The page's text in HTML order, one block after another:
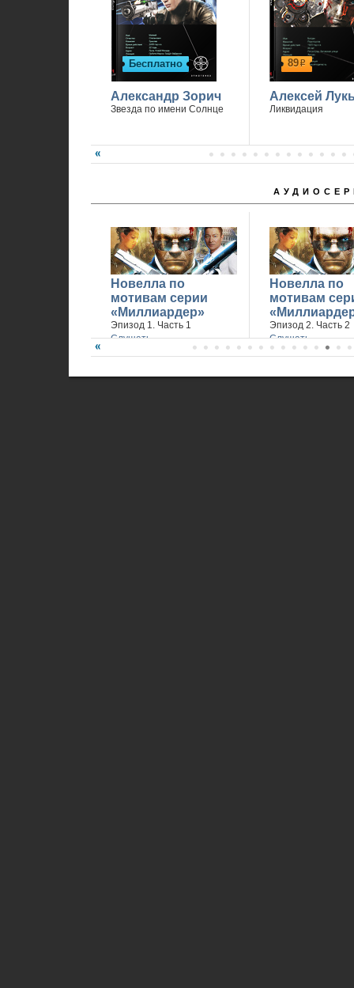
Бесплатно
Александр Зорич
Звезда по имени Солнце
89р
Алексей
Ликвидация
Новелла по
мотивам серии
«Миллиардер»
Эпизод 1. Часть 1
Слушать
Новелла по
мотивам
Эпизод 2. Часть 2
Слушать